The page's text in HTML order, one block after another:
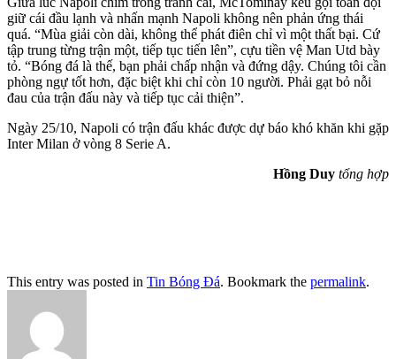
giữ cái đầu lạnh và nhấn mạnh Napoli không nên phản ứng thái
quá. “Mùa giải còn dài, không thể phát điên chỉ vì một thất bại. Cứ
tập trung từng trận một, tiếp tục tiến lên”, cựu tiền vệ Man Utd bày
tỏ. “Bóng đá là thế, bạn phải chấp nhận và đứng dậy. Chúng tôi cần
phòng ngự tốt hơn, đặc biệt khi chỉ còn 10 người. Phải gạt bỏ nỗi
đau của trận đấu này và tiếp tục cải thiện”.
Ngày 25/10, Napoli có trận đấu khác được dự báo khó khăn khi gặp
Inter Milan ở vòng 8 Serie A.
Hồng Duy tổng hợp
This entry was posted in Tin Bóng Đá. Bookmark the permalink.